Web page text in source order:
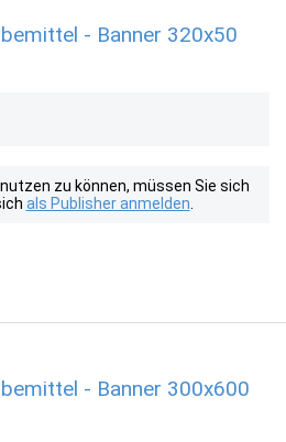
- Banner 320x50
zu können, müssen Sie sich
als Publisher anmelden
- Banner 300x600